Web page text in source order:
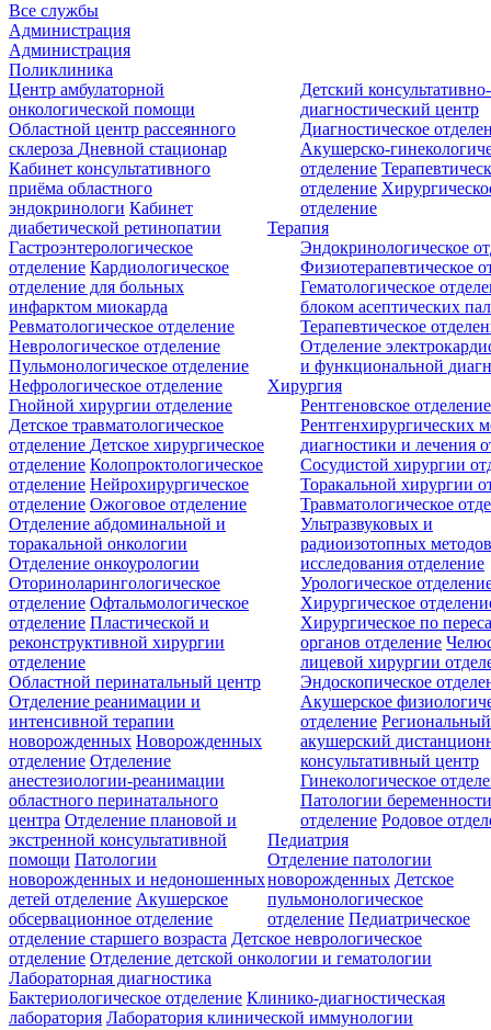
Все службы
Администрация
Администрация
Поликлиника
Центр амбулаторной
онкологической помощи
Областной центр рассеянного
склероза Дневной стационар
Кабинет консультативного
приёма областного
эндокринологи Кабинет
диабетической ретинопатии
Детский консультативно-
диагностический центр
Диагностическое
Акушерско-
отделение
отделение
отделение
Терапия
Гастроэнтерологическое
отделение Кардиологическое
отделение для больных
инфарктом миокарда
Ревматологическое отделение
Неврологическое отделение
Пульмонологическое отделение
Нефрологическое отделение
Эндокринологическое
Физиотерапевтическое
Гематологическое
блоком асептических
Терапевтическое
Отделение
и функциональной
Хирургия
Гнойной хирургии отделение
Детское травматологическое
отделение Детское хирургическое
отделение Колопроктологическое
отделение Нейрохирургическое
отделение Ожоговое отделение
Отделение абдоминальной и
торакальной онкологии
Отделение онкоурологии
Оториноларингологическое
отделение Офтальмологическое
отделение Пластической и
реконструктивной хирургии
отделение
Рентгеновское отделение
Рентгенхирургических
диагностики и лечения
Сосудистой хирургии
Торакальной хирургии
Травматологическое
Ультразвуковых и
радиоизотопных
исследования отделение
Урологическое
Хирургическое
Хирургическое по
органов отделение
лицевой хирургии
Эндоскопическое
Областной перинатальный центр
Отделение реанимации и
интенсивной терапии
новорожденных Новорожденных
отделение Отделение
анестезиологии-реанимации
областного перинатального
центра Отделение плановой и
экстренной консультативной
помощи Патологии
новорожденных и недоношенных
детей отделение Акушерское
обсервационное отделение
Акушерское
отделение Региональный
акушерский
консультативный центр
Гинекологическое
Патологии
отделение Родовое
Педиатрия
Отделение патологии
новорожденных Детское
пульмонологическое
отделение Педиатрическое
отделение старшего возраста Детское неврологическое
отделение Отделение детской онкологии и гематологии
Лабораторная диагностика
Бактериологическое отделение Клинико-диагностическая
лаборатория Лаборатория клинической иммунологии